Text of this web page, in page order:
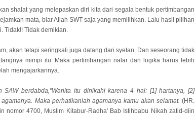
shalat yang melepaskan diri kita dari segala bentuk pertimbangan
mata, biar Allah SWT saja yang memilihkan. Lalu hasil pilihan
Tidak!! Tidak demikian.
akan tetapi seringkali juga datang dari syetan. Dan seseorang tidak
mimpi itu. Maka pertimbangan nalar dan logika harus lebih
mengajarkannya.
berdabda,"Wanita itu dinikahi karena 4 hal: [1] hartanya, [2]
Maka perhatikanlah agamanya kamu akan selamat. (HR.
nomor 4700, Muslim Kitabur-Radha' Bab Istihbabu Nikah zatid-diin